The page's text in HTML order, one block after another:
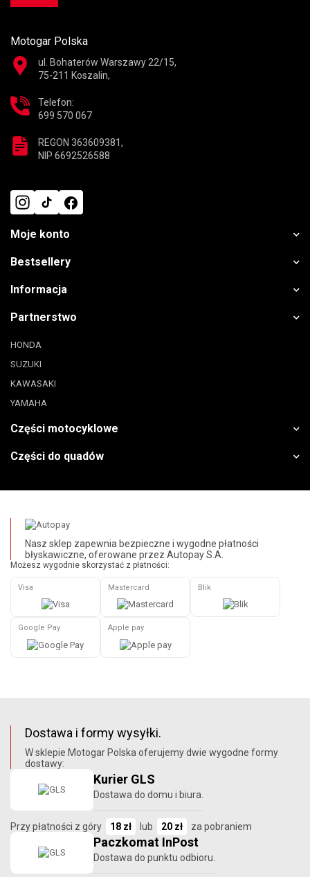
Motogar Polska
ul. Bohaterów Warszawy 22/15,
75-211 Koszalin,
Telefon:
699 570 067
REGON 363609381,
NIP 6692526588
Moje konto
Bestsellery
Informacja
Partnerstwo
HONDA
SUZUKI
KAWASAKI
YAMAHA
Części motocyklowe
Części do quadów
Nasz sklep zapewnia bezpieczne i wygodne płatności
błyskawiczne, oferowane przez Autopay S.A.
Możesz wygodnie skorzystać z płatności:
Visa Mastercard Blik
Google Pay Apple pay
Dostawa i formy wysyłki.
W sklepie Motogar Polska oferujemy dwie wygodne formy
dostawy:
Kurier GLS
Dostawa do domu i biura.
Przy płatności z góry 18 zł lub 20 zł za pobraniem
Paczkomat InPost
Dostawa do punktu odbioru.